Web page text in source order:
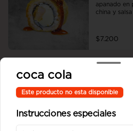
apanado en
china y salsa
$7.200
masa
$6.900
coca cola
Este producto no esta disponible
Instrucciones especiales